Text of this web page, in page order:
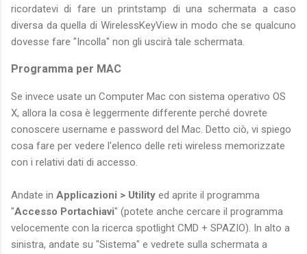
ricordatevi di fare un printstamp di una schermata a caso
diversa da quella di WirelessKeyView in modo che se qualcuno
dovesse fare "Incolla" non gli uscirà tale schermata.
Programma per MAC
Se invece usate un Computer Mac con sistema operativo OS
X, allora la cosa è leggermente differente perché dovrete
conoscere username e password del Mac. Detto ciò, vi spiego
cosa fare per vedere l'elenco delle reti wireless memorizzate
con i relativi dati di accesso.
Andate in Applicazioni > Utility ed aprite il programma
"Accesso Portachiavi" (potete anche cercare il programma
velocemente con la ricerca spotlight CMD + SPAZIO). In alto a
sinistra, andate su "Sistema" e vedrete sulla schermata a